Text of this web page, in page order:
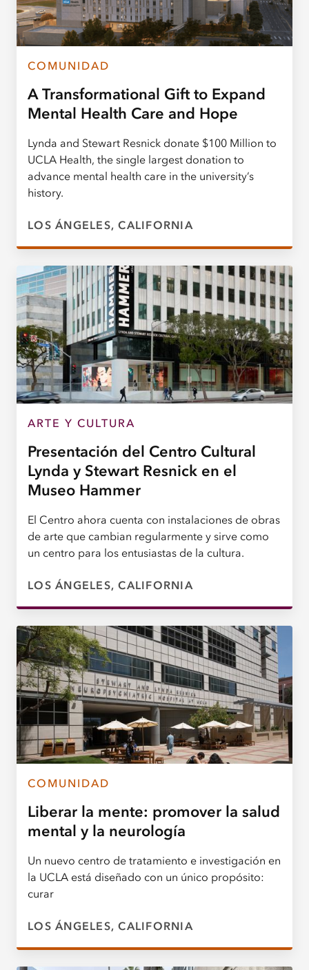
COMUNIDAD
A Transformational Gift to Expand
Mental Health Care and Hope
Lynda and Stewart Resnick donate $100 Million to
UCLA Health, the single largest donation to
advance mental health care in the university’s
history.
LOS ÁNGELES, CALIFORNIA
ARTE Y CULTURA
Presentación del Centro Cultural
Lynda y Stewart Resnick en el
Museo Hammer
El Centro ahora cuenta con instalaciones de obras
de arte que cambian regularmente y sirve como
un centro para los entusiastas de la cultura.
LOS ÁNGELES, CALIFORNIA
COMUNIDAD
Liberar la mente: promover la salud
mental y la neurología
Un nuevo centro de tratamiento e investigación en
la UCLA está diseñado con un único propósito:
curar
LOS ÁNGELES, CALIFORNIA